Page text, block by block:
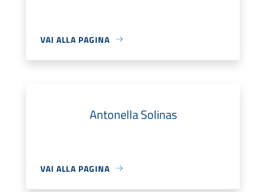
VAI ALLA PAGINA
Antonella Solinas
VAI ALLA PAGINA